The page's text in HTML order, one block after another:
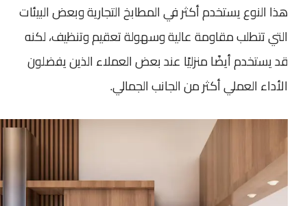
هذا النوع يستخدم أكثر في المطابخ التجارية وبعض البيئات
التي تتطلب مقاومة عالية وسهولة تعقيم وتنظيف، لكنه
قد يستخدم أيضًا منزليًا عند بعض العملاء الذين يفضلون
الأداء العملي أكثر من الجانب الجمالي.